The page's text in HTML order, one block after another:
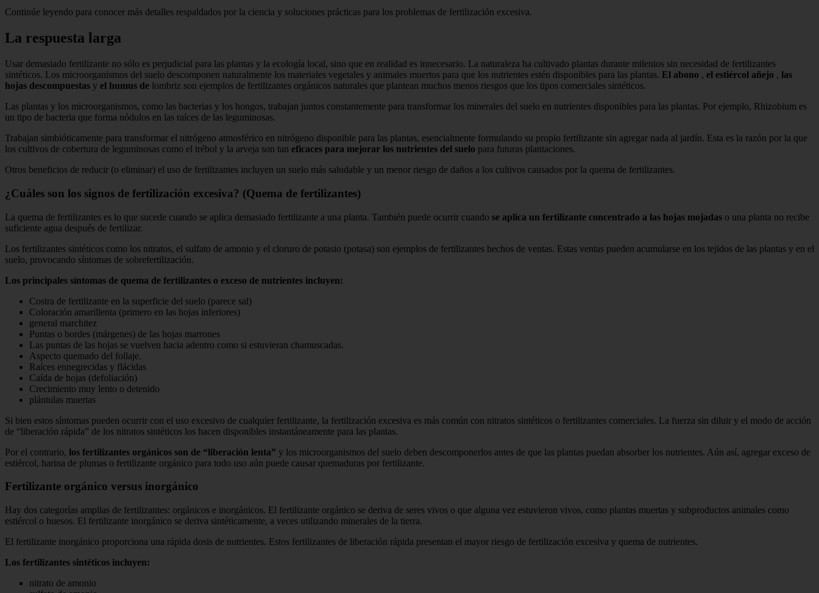
Continúe leyendo para conocer más detalles respaldados por la ciencia y soluciones prácticas para los problemas de fertilización excesiva.
La respuesta larga
Usar demasiado fertilizante no sólo es perjudicial para las plantas y la ecología local, sino que en realidad es innecesario. La naturaleza ha cultivado plantas durante milenios sin necesidad de fertilizantes
sintéticos. Los microorganismos del suelo descomponen naturalmente los materiales vegetales y animales muertos para que los nutrientes estén disponibles para las plantas. El abono , el estiércol añejo , las
hojas descompuestas y el humus de lombriz son ejemplos de fertilizantes orgánicos naturales que plantean muchos menos riesgos que los tipos comerciales sintéticos.
Las plantas y los microorganismos, como las bacterias y los hongos, trabajan juntos constantemente para transformar los minerales del suelo en nutrientes disponibles para las plantas. Por ejemplo, Rhizobium es
un tipo de bacteria que forma nódulos en las raíces de las leguminosas.
Trabajan simbióticamente para transformar el nitrógeno atmosférico en nitrógeno disponible para las plantas, esencialmente formulando su propio fertilizante sin agregar nada al jardín. Esta es la razón por la que
los cultivos de cobertura de leguminosas como el trébol y la arveja son tan eficaces para mejorar los nutrientes del suelo para futuras plantaciones.
Otros beneficios de reducir (o eliminar) el uso de fertilizantes incluyen un suelo más saludable y un menor riesgo de daños a los cultivos causados ​​por la quema de fertilizantes.
¿Cuáles son los signos de fertilización excesiva? (Quema de fertilizantes)
La quema de fertilizantes es lo que sucede cuando se aplica demasiado fertilizante a una planta. También puede ocurrir cuando se aplica un fertilizante concentrado a las hojas mojadas o una planta no recibe
suficiente agua después de fertilizar.
Los fertilizantes sintéticos como los nitratos, el sulfato de amonio y el cloruro de potasio (potasa) son ejemplos de fertilizantes hechos de ventas. Estas ventas pueden acumularse en los tejidos de las plantas y en el
suelo, provocando síntomas de sobrefertilización.
Los principales síntomas de quema de fertilizantes o exceso de nutrientes incluyen:
Costra de fertilizante en la superficie del suelo (parece sal)
Coloración amarillenta (primero en las hojas inferiores)
general marchitez
Puntas o bordes (márgenes) de las hojas marrones
Las puntas de las hojas se vuelven hacia adentro como si estuvieran chamuscadas.
Aspecto quemado del follaje.
Raíces ennegrecidas y flácidas
Caída de hojas (defoliación)
Crecimiento muy lento o detenido
plántulas muertas
Si bien estos síntomas pueden ocurrir con el uso excesivo de cualquier fertilizante, la fertilización excesiva es más común con nitratos sintéticos o fertilizantes comerciales. La fuerza sin diluir y el modo de acción
de “liberación rápida” de los nitratos sintéticos los hacen disponibles instantáneamente para las plantas.
Por el contrario, los fertilizantes orgánicos son de “liberación lenta” y los microorganismos del suelo deben descomponerlos antes de que las plantas puedan absorber los nutrientes. Aún así, agregar exceso de
estiércol, harina de plumas o fertilizante orgánico para todo uso aún puede causar quemaduras por fertilizante.
Fertilizante orgánico versus inorgánico
Hay dos categorías amplias de fertilizantes: orgánicos e inorgánicos. El fertilizante orgánico se deriva de seres vivos o que alguna vez estuvieron vivos, como plantas muertas y subproductos animales como
estiércol o huesos. El fertilizante inorgánico se deriva sintéticamente, a veces utilizando minerales de la tierra.
El fertilizante inorgánico proporciona una rápida dosis de nutrientes. Estos fertilizantes de liberación rápida presentan el mayor riesgo de fertilización excesiva y quema de nutrientes.
Los fertilizantes sintéticos incluyen:
nitrato de amonio